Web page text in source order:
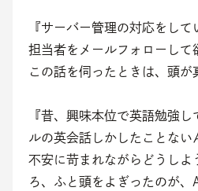
『サーバー管理の対応をし
担当者をメールフォローして
この話を伺ったときは、頭が
『昔、興味本位で英語勉強
ルの英会話しかしたことな
不安に苛まれながらどうしよ
ろ、ふと頭をよぎったのが、